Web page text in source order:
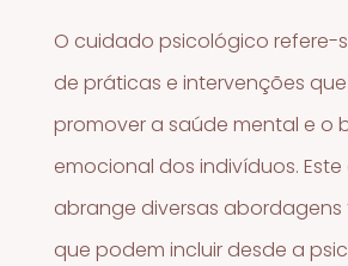
O cuidado psicológico refere-
de práticas e intervenções
promover a saúde mental e o
emocional dos indivíduos.
abrange diversas abordagens
que podem incluir desde a